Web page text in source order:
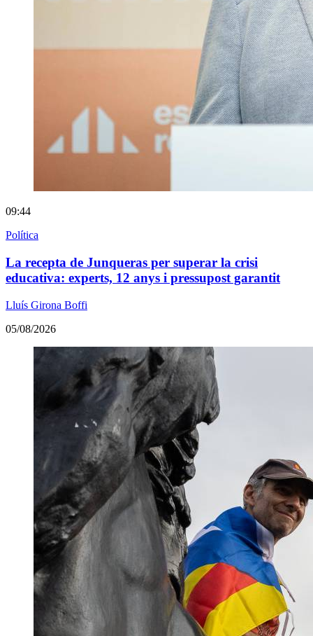
09:44
Política
La recepta de Junqueras per superar la crisi
educativa: experts, 12 anys i pressupost garantit
Lluís Girona Boffi
05/08/2026